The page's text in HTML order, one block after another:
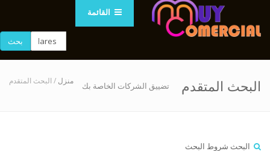
القائمة
بحث
البحث المتقدم تضييق الشركات الخاصة بك منزل / البحث المتقدم
البحث شروط البحث